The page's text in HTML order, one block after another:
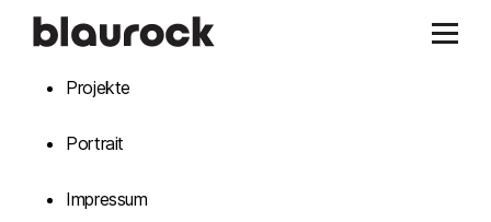
Projekte
Portrait
Impressum